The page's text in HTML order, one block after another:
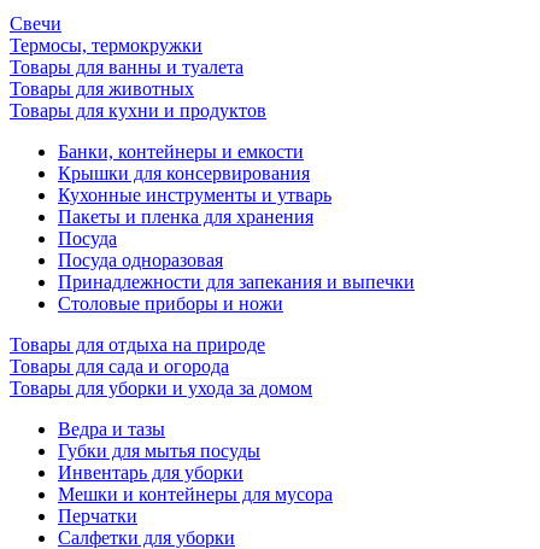
Свечи
Термосы, термокружки
Товары для ванны и туалета
Товары для животных
Товары для кухни и продуктов
Банки, контейнеры и емкости
Крышки для консервирования
Кухонные инструменты и утварь
Пакеты и пленка для хранения
Посуда
Посуда одноразовая
Принадлежности для запекания и выпечки
Столовые приборы и ножи
Товары для отдыха на природе
Товары для сада и огорода
Товары для уборки и ухода за домом
Ведра и тазы
Губки для мытья посуды
Инвентарь для уборки
Мешки и контейнеры для мусора
Перчатки
Салфетки для уборки